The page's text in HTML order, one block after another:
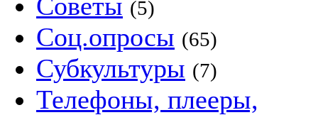
(5)
Соц.опросы (65)
Субкультуры (7)
Телефоны, плееры,